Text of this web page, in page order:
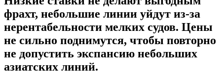
фрахт, небольшие линии уйдут из-за
нерентабельности мелких судов. Цены
не сильно поднимутся, чтобы повторно
не допустить экспансию небольших
азиатских линий.